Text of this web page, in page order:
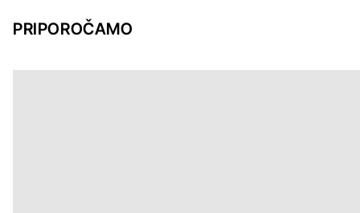
PRIPOROČAMO